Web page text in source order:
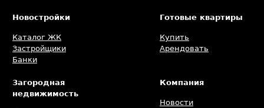
Новостройки
Каталог ЖК
Застройщики
Банки
Готовые квартиры
Купить
Арендовать
Загородная
недвижимость
Компания
Новости